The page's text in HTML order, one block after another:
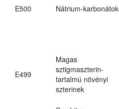
E500 Nátrium-karbonátok
E499
Magas
sztigmaszterin-
tartalmú növényi
szterinek